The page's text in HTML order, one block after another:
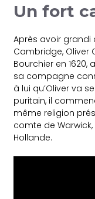
Un fort
Après avoir grandi
Cambridge, Oliver
Bourchier en 1620,
sa compagne
à lui qu’Oliver va
puritain, il
même religion
comte de
Hollande.